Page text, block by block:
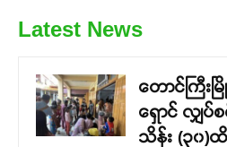
Latest News
တောင်ကြီး
ရှောင် လျှပ်
သိန်း (၃၀)ထိ